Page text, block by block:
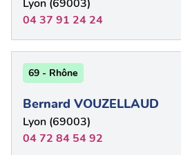
Lyon (69003)
04 37 91 24 24
69 - Rhône
Bernard VOUZELLAUD
Lyon (69003)
04 72 84 54 92